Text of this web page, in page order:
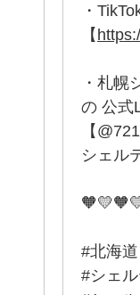
・
【
・札幌
の 公式
【
シェル
#北海
#シェ